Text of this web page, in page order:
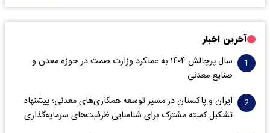
آخرین اخبار
سال پرچالش ۱۴۰۴ به عملکرد وزارت صمت در حوزه معدن و
صنایع معدنی
ایران و پاکستان در مسیر توسعه همکاری‌های معدنی؛ پیشنهاد
تشکیل کمیته مشترک برای شناسایی ظرفیت‌های سرمایه‌گذاری